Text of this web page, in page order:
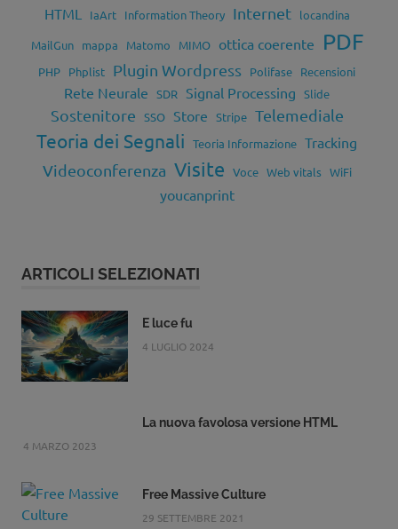
HTML
IaArt Information Theory Internet
locandina
MailGun
mappa Matomo MIMO ottica coerente PDF
PHP Phplist Plugin Wordpress Polifase Recensioni
Rete Neurale SDR Signal Processing Slide
Sostenitore SSO Store Stripe Telemediale
Teoria dei Segnali Teoria Informazione Tracking
Videoconferenza Visite Voce Web vitals WiFi
youcanprint
ARTICOLI SELEZIONATI
E luce fu
4 LUGLIO 2024
La nuova favolosa versione HTML
4 MARZO 2023
Free Massive Culture
29 SETTEMBRE 2021